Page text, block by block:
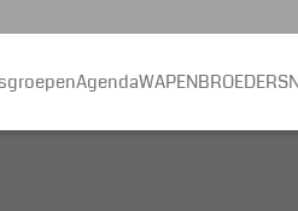
AgendaWAPENBROEDERS